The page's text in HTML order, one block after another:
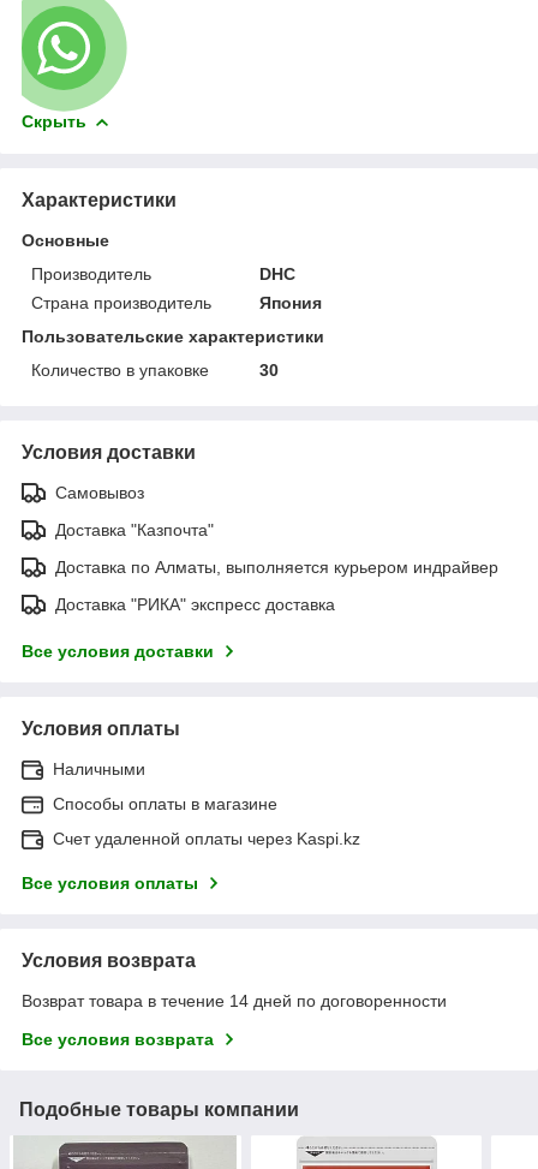
Скрыть
Характеристики
Основные
Производитель
DHC
Страна производитель
Япония
Пользовательские характеристики
Количество в упаковке
30
Условия доставки
Самовывоз
Доставка "Казпочта"
Доставка по Алматы, выполняется курьером индрайвер
Доставка "РИКА" экспресс доставка
Все условия доставки
Условия оплаты
Наличными
Способы оплаты в магазине
Счет удаленной оплаты через Kaspi.kz
Все условия оплаты
Условия возврата
Возврат товара в течение 14 дней по договоренности
Все условия возврата
Подобные товары компании